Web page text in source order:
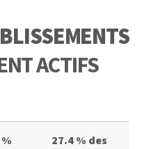
ACTIFS
27.4 % des